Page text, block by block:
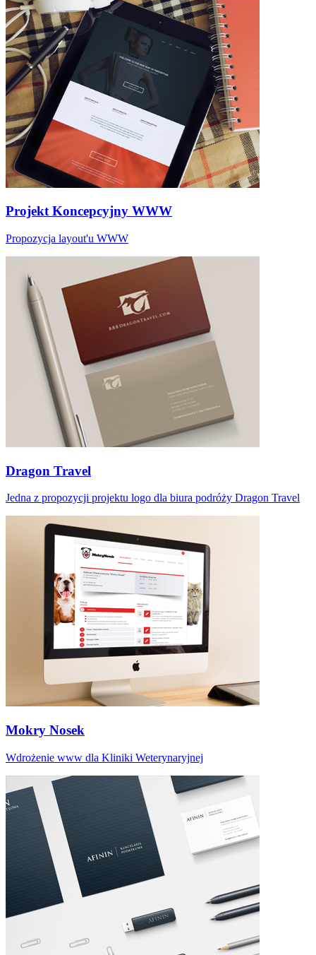
Projekt Koncepcyjny WWW
Propozycja layout'u WWW
Dragon Travel
Jedna z propozycji projektu logo dla biura podróży Dragon Travel
Mokry Nosek
Wdrożenie www dla Kliniki Weterynaryjnej